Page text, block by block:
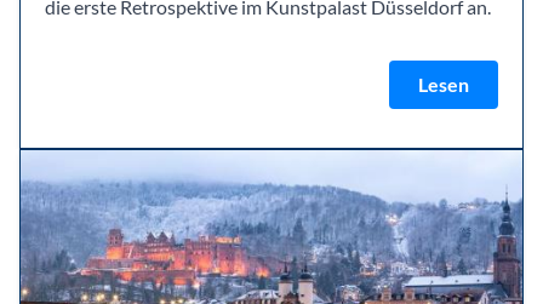
die erste Retrospektive im Kunstpalast Düsseldorf an.
Lesen